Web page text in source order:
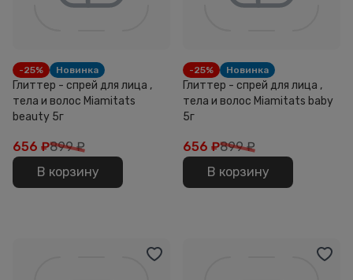
-25% Новинка
Глиттер - спрей для лица ,
тела и волос Miamitats
beauty 5г
656 ₽899 ₽
В корзину
-25% Новинка
Глиттер - спрей для лица ,
тела и волос Miamitats baby
5г
656 ₽899 ₽
В корзину